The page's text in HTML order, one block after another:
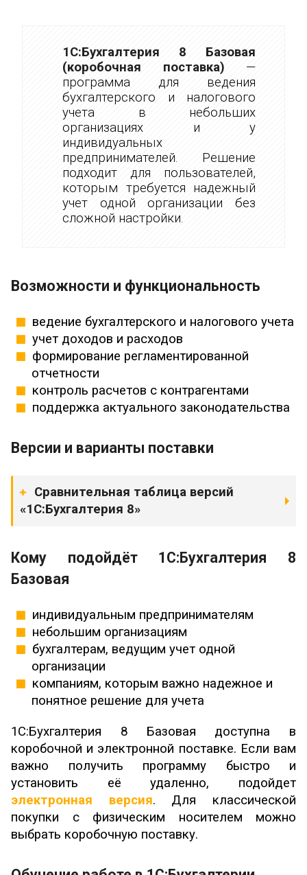
1С:Бухгалтерия 8 Базовая
(коробочная поставка) —
программа для ведения
бухгалтерского и налогового
учета в небольших
организациях и у
индивидуальных
предпринимателей. Решение
подходит для пользователей,
которым требуется надежный
учет одной организации без
сложной настройки.
Возможности и функциональность
ведение бухгалтерского и налогового учета
учет доходов и расходов
формирование регламентированной
отчетности
контроль расчетов с контрагентами
поддержка актуального законодательства
Версии и варианты поставки
Сравнительная таблица версий
«1С:Бухгалтерия 8»
Кому подойдёт 1С:Бухгалтерия 8
Базовая
индивидуальным предпринимателям
небольшим организациям
бухгалтерам, ведущим учет одной
организации
компаниям, которым важно надежное и
понятное решение для учета
1С:Бухгалтерия 8 Базовая доступна в
коробочной и электронной поставке. Если вам
важно получить программу быстро и
установить её удаленно, подойдет
электронная версия. Для классической
покупки с физическим носителем можно
выбрать коробочную поставку.